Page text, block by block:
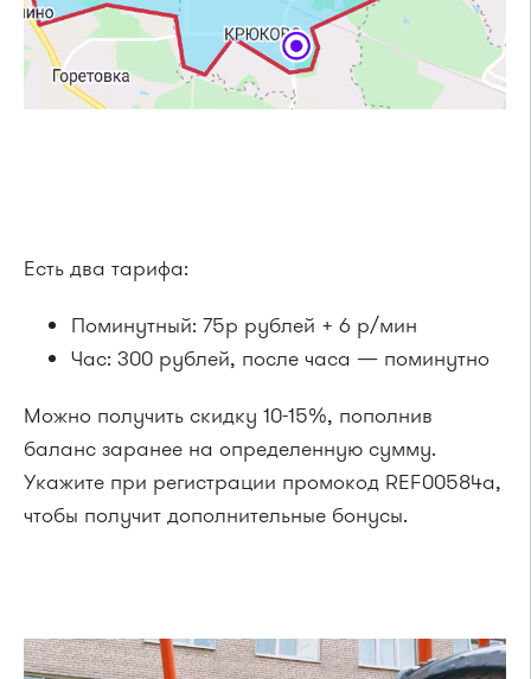
Есть два тарифа:
Поминутный: 75р рублей + 6 р/мин
Час: 300 рублей, после часа — поминутно
Можно получить скидку 10-15%, пополнив
баланс заранее на определенную сумму.
Укажите при регистрации промокод REF00584a,
чтобы получит дополнительные бонусы.